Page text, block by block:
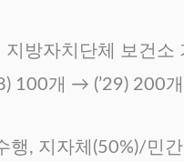
지방자치단체 보건
100개 → (’29) 200
행, 지자체(50%)/민